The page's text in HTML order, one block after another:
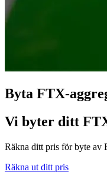
Byta FTX-
Vi byter ditt
Räkna ditt pris för byte av
Räkna ut ditt pris